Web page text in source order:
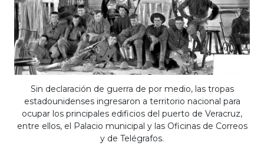
Sin declaración de guerra de por medio, las tropas
estadounidenses ingresaron a territorio nacional para
ocupar los principales edificios del puerto de Veracruz,
entre ellos, el Palacio municipal y las Oficinas de Correos
y de Telégrafos.